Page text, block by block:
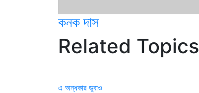
কনক দাস
Related Topics
এ অন্ধকার ডুবাও